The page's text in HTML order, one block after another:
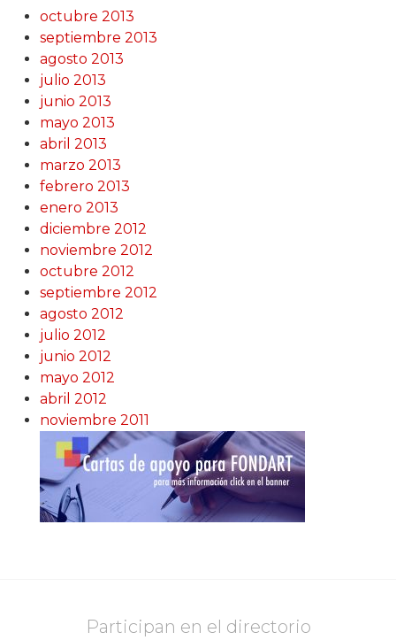
octubre 2013
septiembre 2013
agosto 2013
julio 2013
junio 2013
mayo 2013
abril 2013
marzo 2013
febrero 2013
enero 2013
diciembre 2012
noviembre 2012
octubre 2012
septiembre 2012
agosto 2012
julio 2012
junio 2012
mayo 2012
abril 2012
noviembre 2011
Participan en el directorio